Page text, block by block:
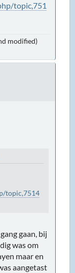
topic,751
modified)
topic,7514
gaan, bij
was om
maar en
aangetast